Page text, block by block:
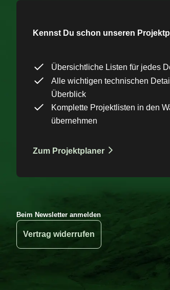
Kennst Du schon unseren
Übersichtliche Listen für jedes
Alle wichtigen technischen
Überblick
Komplette Projektlisten in den
übernehmen
Zum Projektplaner
Beim Newsletter anmelden
Vertrag widerrufen